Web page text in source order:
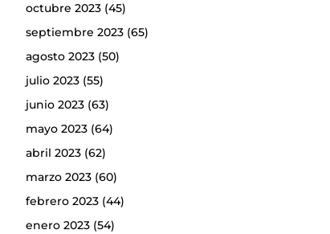
octubre 2023(45)
septiembre 2023(65)
agosto 2023(50)
julio 2023(55)
junio 2023(63)
mayo 2023(64)
abril 2023(62)
marzo 2023(60)
febrero 2023(44)
enero 2023(54)